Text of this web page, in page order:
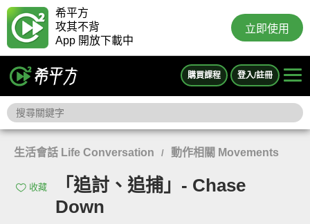
希平方
攻其不背
App 開放下載中
立即使用
購買課程 登入/註冊
生活會話 Life Conversation / 動作相關 Movements
收藏
「追討、追捕」- Chase
Down